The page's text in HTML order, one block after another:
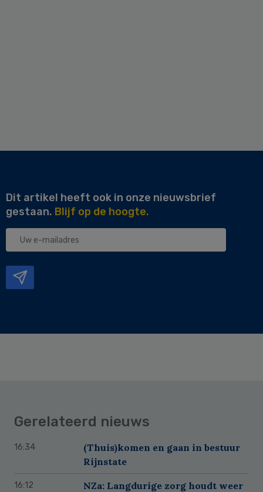
Dit artikel heeft ook in onze nieuwsbrief
gestaan. Blijf op de hoogte.
Uw
Gerelateerd nieuws
16:34
(Thuis)komen en gaan in bestuur
Rijnstate
16:12
NZa: Langdurige zorg houdt weer